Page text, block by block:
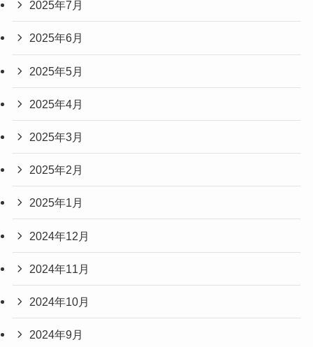
2025年7月
2025年6月
2025年5月
2025年4月
2025年3月
2025年2月
2025年1月
2024年12月
2024年11月
2024年10月
2024年9月